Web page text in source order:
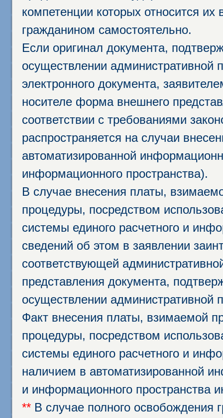
компетенции которых относится
гражданином самостоятельно.
Если оригинал документа,
осуществлении административной
электронного документа,
носителе форма внешнего
соответствии с требованиями
распространяется на случаи
автоматизированной
информационного пространства).
В случае внесения платы,
процедуры, посредством
системы единого расчетного и
сведений об этом в заявлении
соответствующей
представления документа,
осуществлении административной
Факт внесения платы, взимаемой
процедуры, посредством
системы единого расчетного и
наличием в автоматизированной
и информационного пространства
** В случае полного освобождения